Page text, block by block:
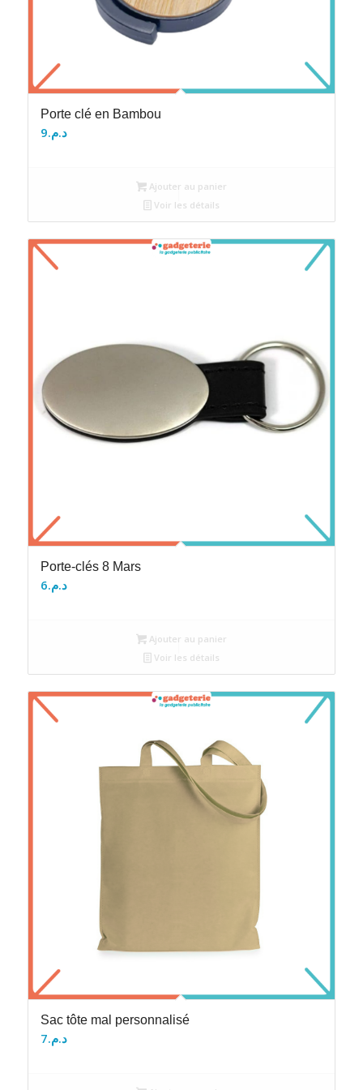
Porte clé en Bambou
د.م.9
Ajouter au panier
Voir les détails
Porte-clés 8 Mars
د.م.6
Ajouter au panier
Voir les détails
Sac tôte mal personnalisé
د.م.7